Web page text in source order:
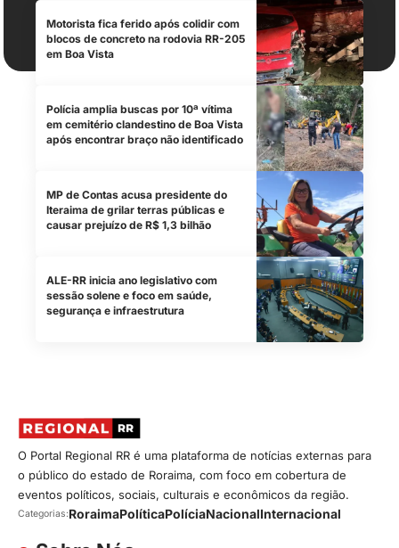
Motorista fica ferido após colidir com
blocos de concreto na rodovia RR-205
em Boa Vista
Polícia amplia buscas por 10ª vítima
em cemitério clandestino de Boa Vista
após encontrar braço não identificado
MP de Contas acusa presidente do
Iteraima de grilar terras públicas e
causar prejuízo de R$ 1,3 bilhão
ALE-RR inicia ano legislativo com
sessão solene e foco em saúde,
segurança e infraestrutura
O Portal Regional RR é uma plataforma de notícias externas para
o público do estado de Roraima, com foco em cobertura de
eventos políticos, sociais, culturais e econômicos da região.
Categorias:RoraimaPolíticaPolíciaNacionalInternacional